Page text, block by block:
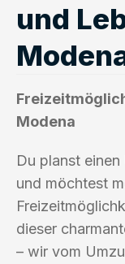
und
Modena
Du planst
und möchtest
dieser
– wir vom